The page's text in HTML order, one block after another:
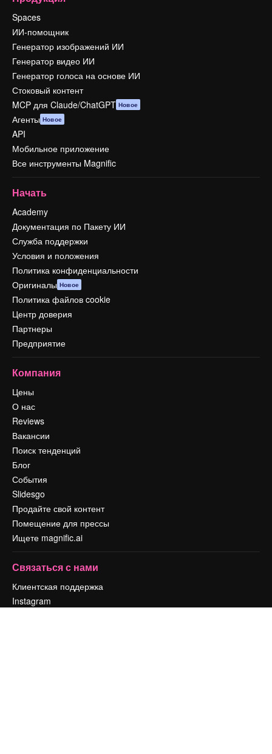
Spaces
ИИ-помощник
Генератор изображений ИИ
Генератор видео ИИ
Генератор голоса на основе ИИ
Стоковый контент
MCP для Claude/ChatGPT Новое
Агенты Новое
API
Мобильное приложение
Все инструменты Magnific
Начать
Academy
Документация по Пакету ИИ
Служба поддержки
Условия и положения
Политика конфиденциальности
Оригиналы Новое
Политика файлов cookie
Центр доверия
Партнеры
Предприятие
Компания
Цены
О нас
Reviews
Вакансии
Поиск тенденций
Блог
События
Slidesgo
Продайте свой контент
Помещение для прессы
Ищете magnific.ai
Связаться с нами
Клиентская поддержка
Instagram